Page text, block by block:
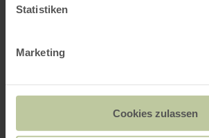
Statistiken
Marketing
Cookies zulassen